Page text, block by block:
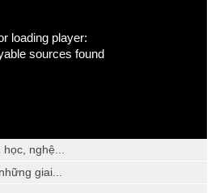
loading player:
sources found
nghệ...
giai...